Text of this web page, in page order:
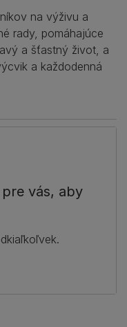
na výživu a
rady, pomáhajúce
a šťastný život, a
a každodenná
vás, aby